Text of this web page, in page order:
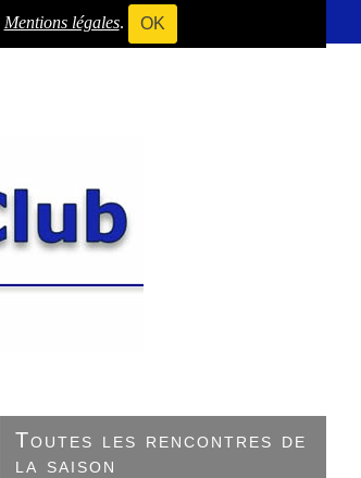
Mentions légales. OK
Toutes les rencontres de
la saison